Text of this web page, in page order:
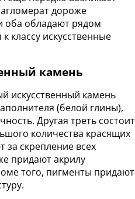
дороже
оба обладают рядом
классу искусственные
камень
искусственный камень
(белой глины),
Другая треть состоит
количества красящих
скрепление всех
придают акрилу
того, пигменты придают